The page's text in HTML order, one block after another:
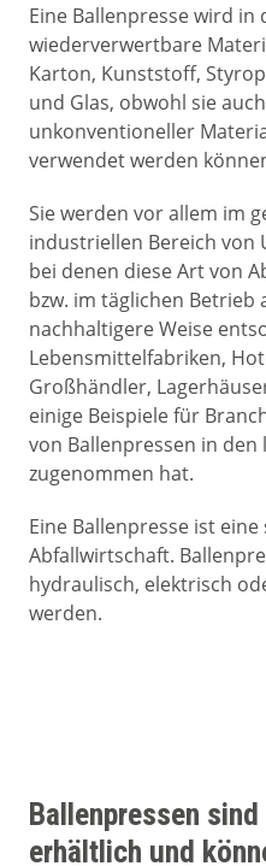
Eine Ballenpresse wird in
wiederverwertbare
Karton, Kunststoff,
und Glas, obwohl sie
unkonventioneller
verwendet werden
Sie werden vor allem im
industriellen Bereich von
bei denen diese Art von
bzw. im täglichen Betrieb
nachhaltigere Weise
Lebensmittelfabriken,
Großhändler,
einige Beispiele für
von Ballenpressen in
zugenommen hat.
Eine Ballenpresse ist
Abfallwirtschaft.
hydraulisch, elektrisch
werden.
Ballenpressen
erhältlich und